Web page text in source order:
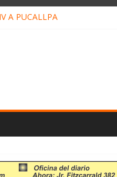
A PUCALLPA